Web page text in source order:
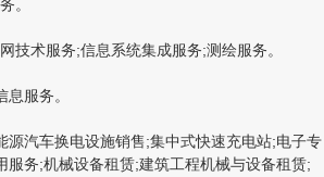
。
术服务;信息系统集成服务;测绘服务。
服务。
汽车换电设施销售;集中式快速充电站;电子专
务;机械设备租赁;建筑工程机械与设备租赁;